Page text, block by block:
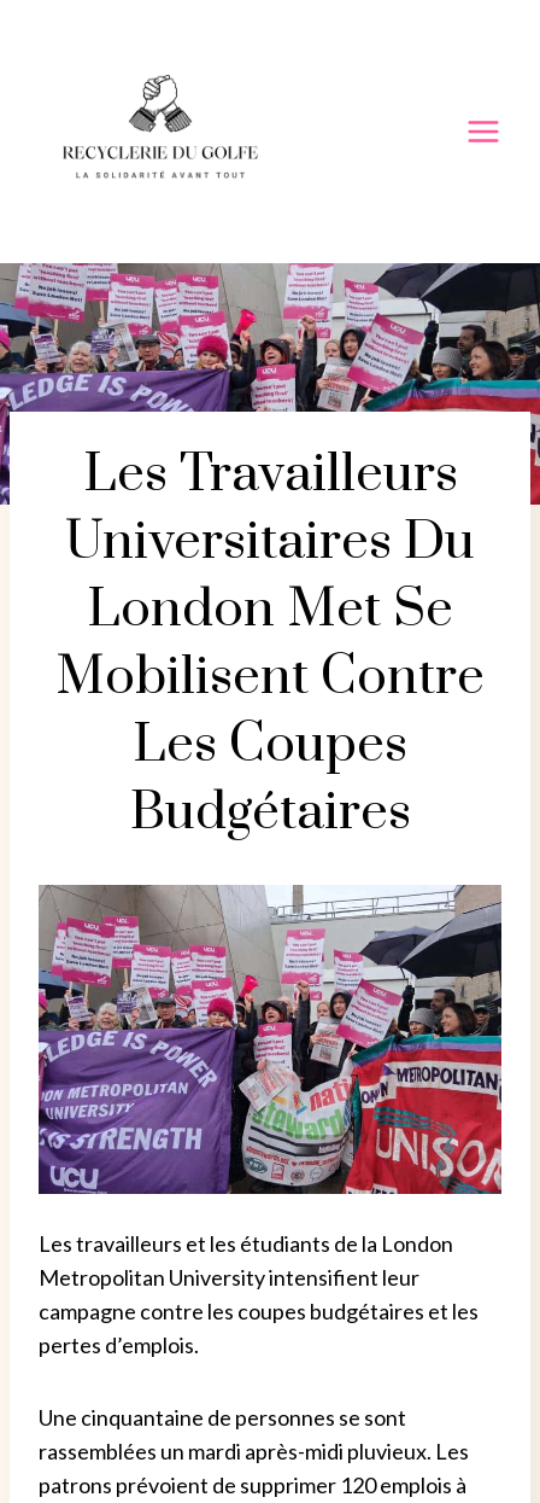
Les Travailleurs
Universitaires Du
London Met Se
Mobilisent Contre
Les Coupes
Budgétaires
Les travailleurs et les étudiants de la London
Metropolitan University intensifient leur
campagne contre les coupes budgétaires et les
pertes d’emplois.
Une cinquantaine de personnes se sont
rassemblées un mardi après-midi pluvieux. Les
patrons prévoient de supprimer 120 emplois à